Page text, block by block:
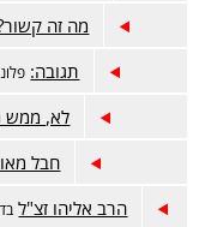
מה זה
תגובה:
לא, ממש
חבל
הרב אליהו זצ"ל